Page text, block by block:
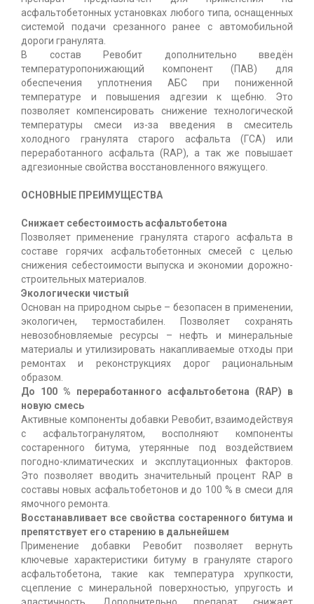
асфальтобетонных установках любого типа, оснащенных
системой подачи срезанного ранее с автомобильной
дороги гранулята.
В состав Ревобит дополнительно введён
температуропонижающий компонент (ПАВ) для
обеспечения уплотнения АБС при пониженной
температуре и повышения адгезии к щебню. Это
позволяет компенсировать снижение технологической
температуры смеси из-за введения в смеситель
холодного гранулята старого асфальта (ГСА) или
переработанного асфальта (RAP), а так же повышает
адгезионные свойства восстановленного вяжущего.
ОСНОВНЫЕ ПРЕИМУЩЕСТВА
Снижает себестоимость асфальтобетона
Позволяет применение гранулята старого асфальта в
составе горячих асфальтобетонных смесей с целью
снижения себестоимости выпуска и экономии дорожно-
строительных материалов.
Экологически чистый
Основан на природном сырье – безопасен в применении,
экологичен, термостабилен. Позволяет сохранять
невозобновляемые ресурсы – нефть и минеральные
материалы и утилизировать накапливаемые отходы при
ремонтах и реконструкциях дорог рациональным
образом.
До 100 % переработанного асфальтобетона (RAP) в
новую смесь
Активные компоненты добавки Ревобит, взаимодействуя
с асфальтогранулятом, восполняют компоненты
состаренного битума, утерянные под воздействием
погодно-климатических и эксплутационных факторов.
Это позволяет вводить значительный процент RAP в
составы новых асфальтобетонов и до 100 % в смеси для
ямочного ремонта.
Восстанавливает все свойства состаренного битума и
препятствует его старению в дальнейшем
Применение добавки Ревобит позволяет вернуть
ключевые характеристики битуму в грануляте старого
асфальтобетона, такие как температура хрупкости,
сцепление с минеральной поверхностью, упругость и